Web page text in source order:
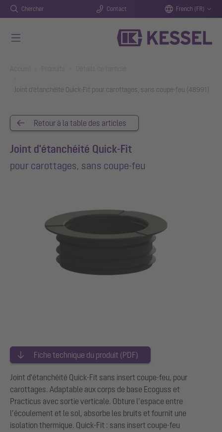
Chercher Contact French (FR)
Joint d'étanchéité Quick-Fit pour carottages, sans coupe-feu (48991)
Retour à la table des articles
Joint d'étanchéité Quick-Fit
pour carottages, sans coupe-feu
Fiche technique du produit (PDF)
Joint d'étanchéité Quick-Fit sans insert coupe-feu, pour
carottages. Adaptable aux corps de base Ecoguss et
Practicus avec sortie verticale. Obture l’espace entre
l’écoulement et le sol, absorbe les bruits et fournit une
isolation thermique. Quick-Fit : sans insert coupe-feu